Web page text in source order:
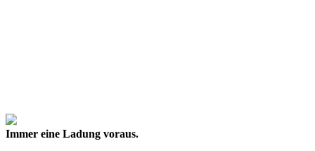
Immer eine Ladung voraus.